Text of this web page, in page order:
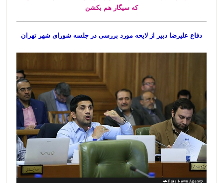
که سیگار هم بکشن
دفاع علیرضا دبیر از لایحه مورد بررسی در جلسه شورای شهر تهران